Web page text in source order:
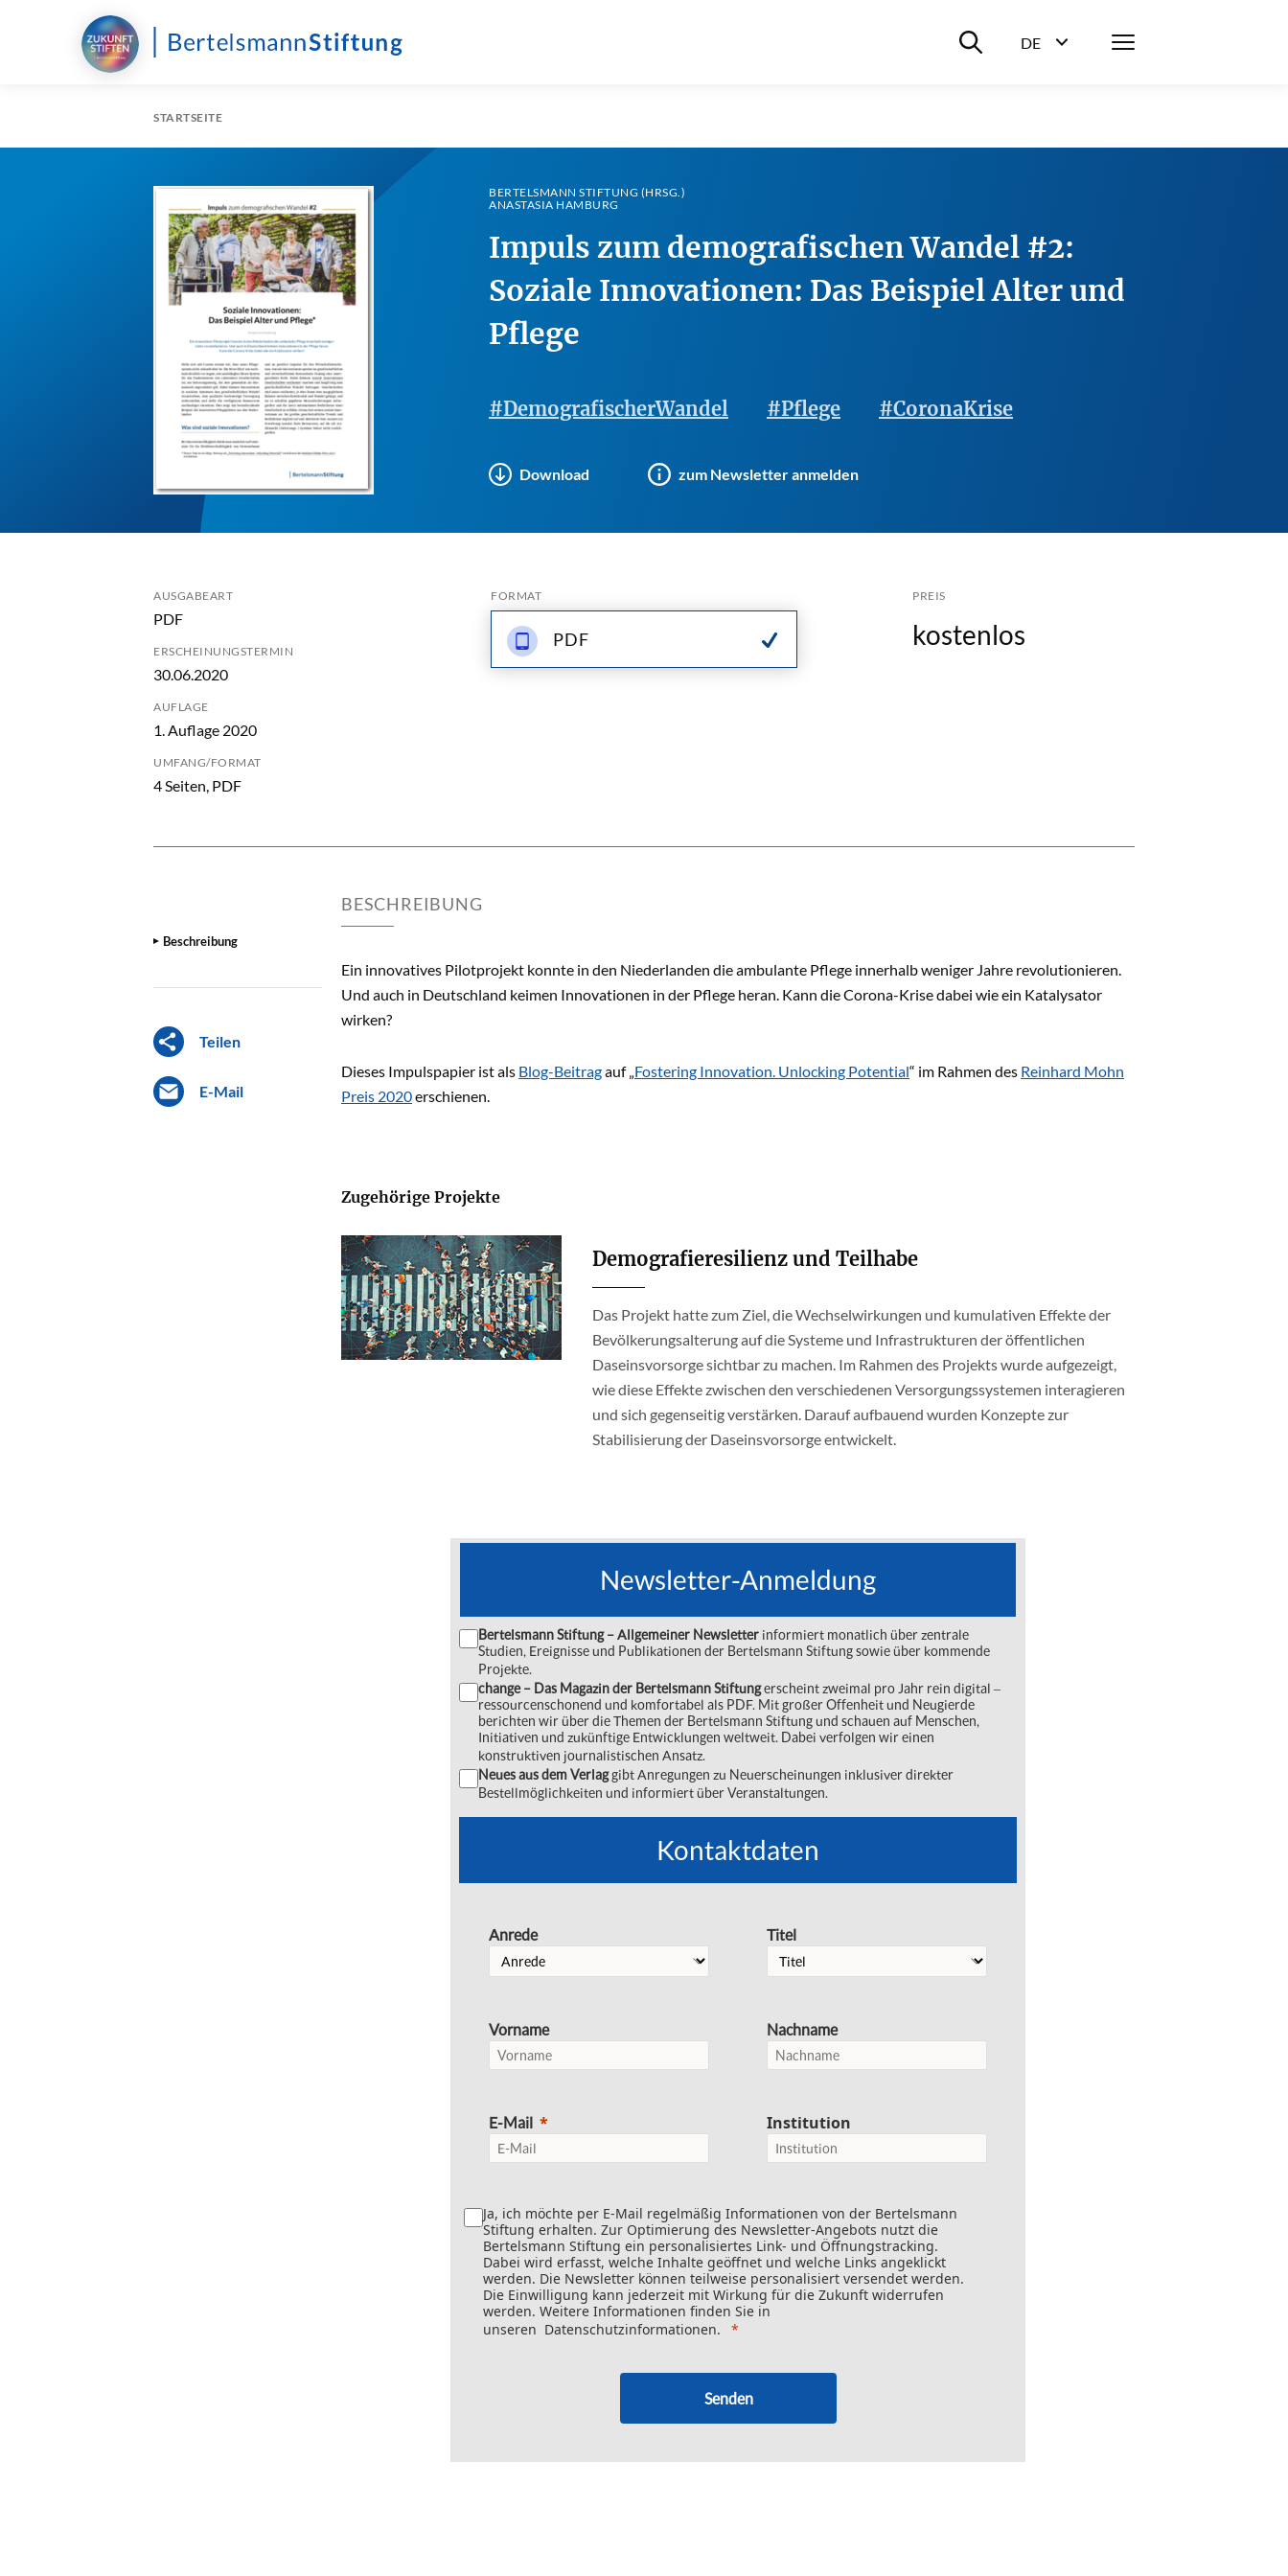
Suche ein-/ausblenden
DE
Menü
STARTSEITE
BERTELSMANN STIFTUNG (HRSG.)
ANASTASIA HAMBURG
Impuls zum demografischen Wandel #2:
Soziale Innovationen: Das Beispiel Alter und
Pflege
#DemografischerWandel #Pflege #CoronaKrise
Download zum Newsletter anmelden
AUSGABEART
PDF
ERSCHEINUNGSTERMIN
30.06.2020
AUFLAGE
1. Auflage 2020
UMFANG/FORMAT
4 Seiten, PDF
FORMAT
PDF
PREIS
kostenlos
Beschreibung
Teilen
E-Mail
BESCHREIBUNG
Ein innovatives Pilotprojekt konnte in den Niederlanden die ambulante Pflege innerhalb weniger Jahre revolutionieren.
Und auch in Deutschland keimen Innovationen in der Pflege heran. Kann die Corona-Krise dabei wie ein Katalysator
wirken?
Dieses Impulspapier ist als Blog-Beitragauf „Fostering Innovation. Unlocking Potential“ im Rahmen des Reinhard Mohn
Preis 2020erschienen.
Zugehörige Projekte
Demografieresilienz und Teilhabe
Das Projekt hatte zum Ziel, die Wechselwirkungen und kumulativen Effekte der
Bevölkerungsalterung auf die Systeme und Infrastrukturen der öffentlichen
Daseinsvorsorge sichtbar zu machen. Im Rahmen des Projekts wurde aufgezeigt,
wie diese Effekte zwischen den verschiedenen Versorgungssystemen interagieren
und sich gegenseitig verstärken. Darauf aufbauend wurden Konzepte zur
Stabilisierung der Daseinsvorsorge entwickelt.
Newsletter-Anmeldung
Bertelsmann Stiftung – Allgemeiner Newsletter informiert monatlich über zentrale
Studien, Ereignisse und Publikationen der Bertelsmann Stiftung sowie über kommende
Projekte.
change – Das Magazin der Bertelsmann Stiftungerscheint zweimal pro Jahr rein digital ‒
ressourcenschonend und komfortabel als PDF. Mit großer Offenheit und Neugierde
berichten wir über die Themen der Bertelsmann Stiftung und schauen auf Menschen,
Initiativen und zukünftige Entwicklungen weltweit. Dabei verfolgen wir einen
konstruktiven journalistischen Ansatz.
Neues aus dem Verlaggibt Anregungen zu Neuerscheinungen inklusiver direkter
Bestellmöglichkeiten und informiert über Veranstaltungen.
Kontaktdaten
Anrede
Vorname
E-Mail
Titel
Nachname
Institution
Ja, ich möchte per E-Mail regelmäßig Informationen von der Bertelsmann
Stiftung erhalten. Zur Optimierung des Newsletter-Angebots nutzt die
Bertelsmann Stiftung ein personalisiertes Link- und Öffnungstracking.
Dabei wird erfasst, welche Inhalte geöffnet und welche Links angeklickt
werden. Die Newsletter können teilweise personalisiert versendet werden.
Die Einwilligung kann jederzeit mit Wirkung für die Zukunft widerrufen
werden. Weitere Informationen finden Sie in
unseren Datenschutzinformationen.
Senden